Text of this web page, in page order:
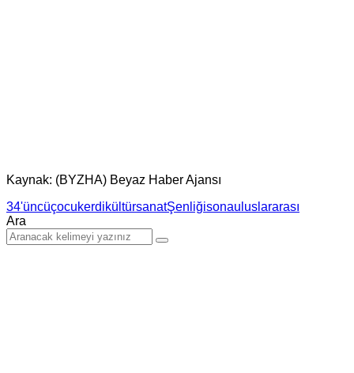
Kaynak: (BYZHA) Beyaz Haber Ajansı
34'üncüçocukerdikültürsanatŞenliğisonauluslararası
Ara